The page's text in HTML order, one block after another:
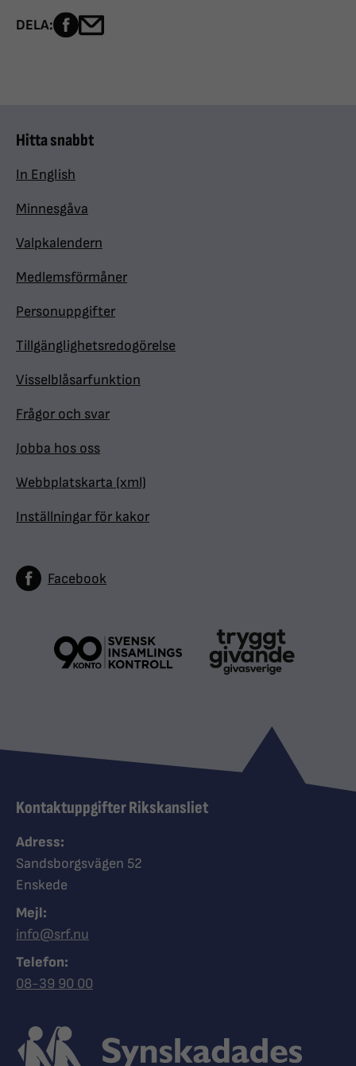
DELA: Dela sidan på Facebook
Hitta snabbt
In English
Minnesgåva
Valpkalendern
Medlemsförmåner
Personuppgifter
Tillgänglighetsredogörelse
Visselblåsarfunktion
Frågor och svar
Jobba hos oss
Webbplatskarta (xml)
Inställningar för kakor
Facebook
Kontaktuppgifter Rikskansliet
Adress:
Sandsborgsvägen 52
Enskede
Mejl:
info@srf.nu
Telefon:
Ring Synskadades riksförbund
08-39 90 00